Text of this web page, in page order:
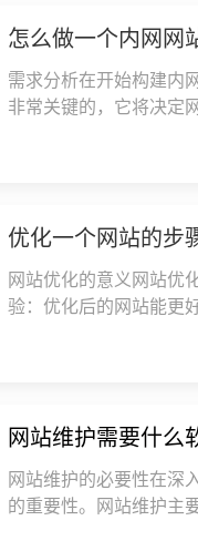
怎么做一个内网网
需求分析在开始构建内
非常关键的，它将决定
优化一个网站的步
网站优化的意义网站优
验：优化后的网站能更
网站维护需要什么
网站维护的必要性在深
的重要性。网站维护主
事件的频发，网站的